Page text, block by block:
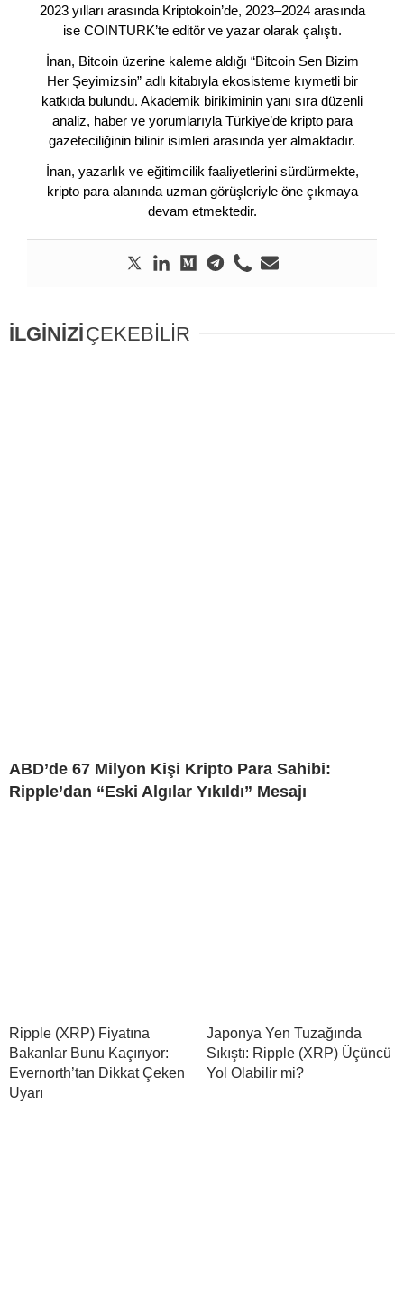
2023 yılları arasında Kriptokoin’de, 2023–2024 arasında
ise COINTURK’te editör ve yazar olarak çalıştı.
İnan, Bitcoin üzerine kaleme aldığı “Bitcoin Sen Bizim
Her Şeyimizsin” adlı kitabıyla ekosisteme kıymetli bir
katkıda bulundu. Akademik birikiminin yanı sıra düzenli
analiz, haber ve yorumlarıyla Türkiye’de kripto para
gazeteciliğinin bilinir isimleri arasında yer almaktadır.
İnan, yazarlık ve eğitimcilik faaliyetlerini sürdürmekte,
kripto para alanında uzman görüşleriyle öne çıkmaya
devam etmektedir.
İLGİNİZİÇEKEBİLİR
ABD’de 67 Milyon Kişi Kripto Para Sahibi:
Ripple’dan “Eski Algılar Yıkıldı” Mesajı
Ripple (XRP) Fiyatına
Bakanlar Bunu Kaçırıyor:
Evernorth’tan Dikkat Çeken
Uyarı
Japonya Yen Tuzağında
Sıkıştı: Ripple (XRP) Üçüncü
Yol Olabilir mi?